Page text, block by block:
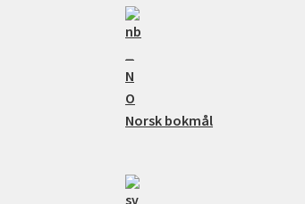
Norsk bokmål